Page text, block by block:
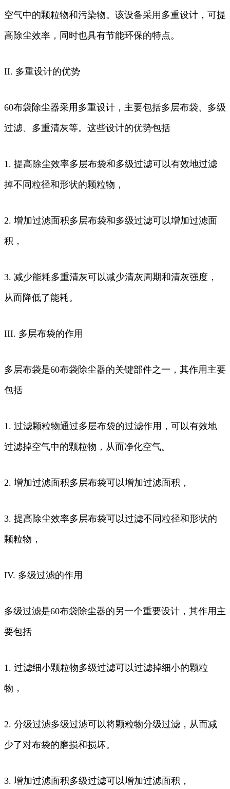
空气中的颗粒物和污染物。该设备采用多重设计，可提
高除尘效率，同时也具有节能环保的特点。
II. 多重设计的优势
60布袋除尘器采用多重设计，主要包括多层布袋、多级
过滤、多重清灰等。这些设计的优势包括
1. 提高除尘效率多层布袋和多级过滤可以有效地过滤
掉不同粒径和形状的颗粒物，
2. 增加过滤面积多层布袋和多级过滤可以增加过滤面
积，
3. 减少能耗多重清灰可以减少清灰周期和清灰强度，
从而降低了能耗。
III. 多层布袋的作用
多层布袋是60布袋除尘器的关键部件之一，其作用主要
包括
1. 过滤颗粒物通过多层布袋的过滤作用，可以有效地
过滤掉空气中的颗粒物，从而净化空气。
2. 增加过滤面积多层布袋可以增加过滤面积，
3. 提高除尘效率多层布袋可以过滤不同粒径和形状的
颗粒物，
IV. 多级过滤的作用
多级过滤是60布袋除尘器的另一个重要设计，其作用主
要包括
1. 过滤细小颗粒物多级过滤可以过滤掉细小的颗粒
物，
2. 分级过滤多级过滤可以将颗粒物分级过滤，从而减
少了对布袋的磨损和损坏。
3. 增加过滤面积多级过滤可以增加过滤面积，